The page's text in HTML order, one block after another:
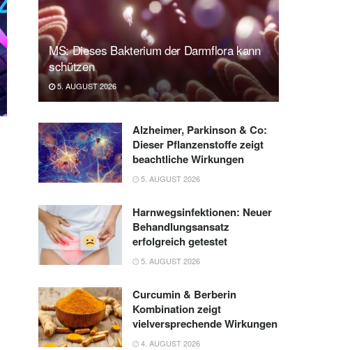
MS: Dieses Bakterium der Darmflora kann
schützen
5. AUGUST 2026
Alzheimer, Parkinson & Co:
Dieser Pflanzenstoffe zeigt
beachtliche Wirkungen
5. AUGUST 2026
Harnwegsinfektionen: Neuer
Behandlungsansatz
erfolgreich getestet
5. AUGUST 2026
Curcumin & Berberin
Kombination zeigt
vielversprechende Wirkungen
4. AUGUST 2026